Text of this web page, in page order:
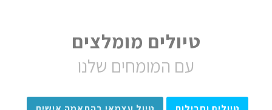
טיולים מומלצים
עם המומחים שלנו